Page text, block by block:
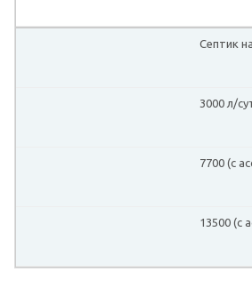
Септик
3000 л/
7700 (с
13500 (с